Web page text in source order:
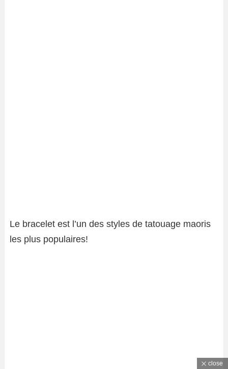
Le bracelet est l’un des styles de tatouage maoris
les plus populaires!
close